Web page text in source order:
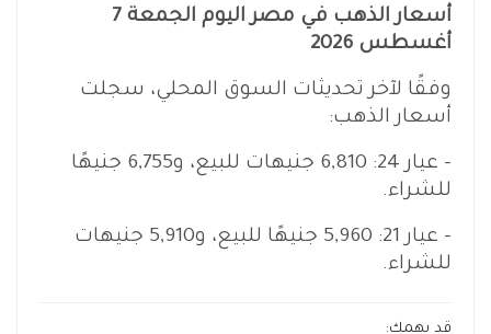
أسعار الذهب في مصر اليوم الجمعة 7
أغسطس 2026
وفقًا لآخر تحديثات السوق المحلي، سجلت
أسعار الذهب:
– عيار 24: 6,810 جنيهات للبيع، و6,755 جنيهًا
للشراء.
– عيار 21: 5,960 جنيهًا للبيع، و5,910 جنيهات
للشراء.
قد يهمك: